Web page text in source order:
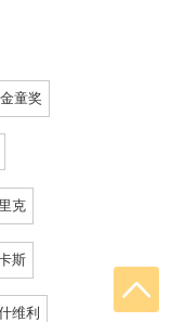
童奖
克
斯
维利